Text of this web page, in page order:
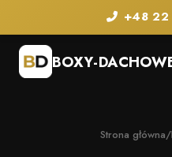
+48
BOXY-
Strona główna/